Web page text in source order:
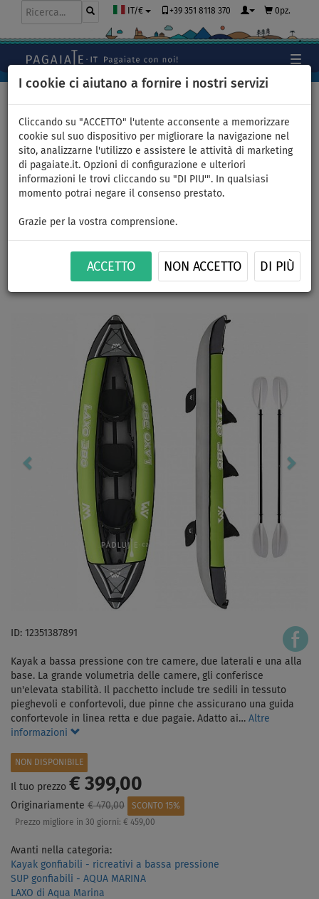
I cookie ci aiutano a fornire i nostri servizi
Cliccando su "ACCETTO" l'utente acconsente a memorizzare
cookie sul suo dispositivo per migliorare la navigazione nel
sito, analizzarne l'utilizzo e assistere le attività di marketing
di pagaiate.it. Opzioni di configurazione e ulteriori
informazioni le trovi cliccando su "DI PIU'". In qualsiasi
momento potrai negare il consenso prestato.
Grazie per la vostra comprensione.
ACCETTO NON ACCETTO DI PIÙ
IT/€ +39 351 8118 370 0pz.
Kayak AQUA MARINA LAXO 380
- Kayak gonfiabile 3 posti
2021
FINO A
CONSEGNA
ID: 12351387891
Kayak a bassa pressione con tre camere, due laterali e una alla
base. La grande volumetria delle camere, gli conferisce
un'elevata stabilità. Il pacchetto include tre sedili in tessuto
pieghevoli e confortevoli, due pinne che assicurano una guida
confortevole in linea retta e due pagaie. Adatto ai… Altre
informazioni
NON DISPONIBILE
Il tuo prezzo € 399,00
Originariamente € 470,00
SCONTO 15%
Prezzo migliore in 30 giorni: € 459,00
Avanti nella categoria:
Kayak gonfiabili - ricreativi a bassa pressione
SUP gonfiabili - AQUA MARINA
LAXO di Aqua Marina